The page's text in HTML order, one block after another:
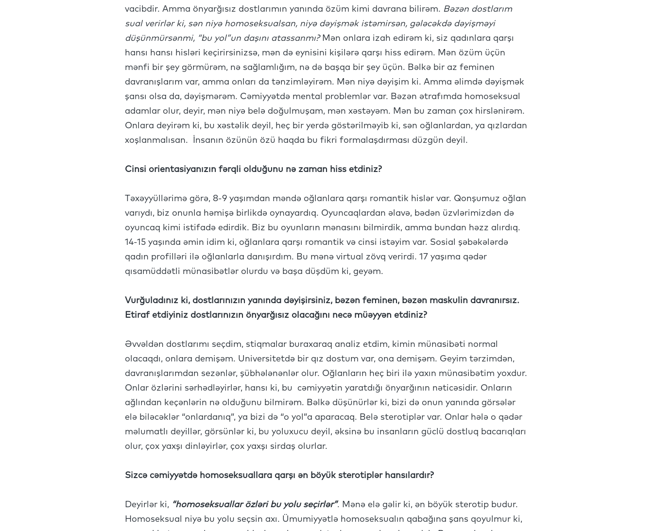
vacibdir. Amma önyarğısız dostlarımın yanında özüm kimi davrana bilirəm. Bəzən dostlarım
sual verirlər ki, sən niyə homoseksualsan, niyə dəyişmək istəmirsən, gələcəkdə dəyişməyi
düşünmürsənmi, “bu yol”un daşını atassanmı? Mən onlara izah edirəm ki, siz qadınlara qarşı
hansı hansı hisləri keçirirsinizsə, mən də eynisini kişilərə qarşı hiss edirəm. Mən özüm üçün
mənfi bir şey görmürəm, nə sağlamlığım, nə də başqa bir şey üçün. Bəlkə bir az feminen
davranışlarım var, amma onları da tənzimləyirəm. Mən niyə dəyişim ki. Amma əlimdə dəyişmək
şansı olsa da, dəyişmərəm. Cəmiyyətdə mental problemlər var. Bəzən ətrafımda homoseksual
adamlar olur, deyir, mən niyə belə doğulmuşam, mən xəstəyəm. Mən bu zaman çox hirslənirəm.
Onlara deyirəm ki, bu xəstəlik deyil, heç bir yerdə göstərilməyib ki, sən oğlanlardan, ya qızlardan
xoşlanmalısan. İnsanın özünün özü haqda bu fikri formalaşdırması düzgün deyil.
Cinsi orientasiyanızın fərqli olduğunu nə zaman hiss etdiniz?
Təxəyyüllərimə görə, 8-9 yaşımdan məndə oğlanlara qarşı romantik hislər var. Qonşumuz oğlan
varıydı, biz onunla həmişə birlikdə oynayardıq. Oyuncaqlardan əlavə, bədən üzvlərimizdən də
oyuncaq kimi istifadə edirdik. Biz bu oyunların mənasını bilmirdik, amma bundan həzz alırdıq.
14-15 yaşında əmin idim ki, oğlanlara qarşı romantik və cinsi istəyim var. Sosial şəbəkələrdə
qadın profilləri ilə oğlanlarla danışırdım. Bu mənə virtual zövq verirdi. 17 yaşıma qədər
qısamüddətli münasibətlər olurdu və başa düşdüm ki, geyəm.
Vurğuladınız ki, dostlarınızın yanında dəyişirsiniz, bəzən feminen, bəzən maskulin davranırsız.
Etiraf etdiyiniz dostlarınızın önyarğısız olacağını necə müəyyən etdiniz?
Əvvəldən dostlarımı seçdim, stiqmalar buraxaraq analiz etdim, kimin münasibəti normal
olacaqdı, onlara demişəm. Universitetdə bir qız dostum var, ona demişəm. Geyim tərzimdən,
davranışlarımdan sezənlər, şübhələnənlər olur. Oğlanların heç biri ilə yaxın münasibətim yoxdur.
Onlar özlərini sərhədləyirlər, hansı ki, bu cəmiyyətin yaratdığı önyarğının nəticəsidir. Onların
ağlından keçənlərin nə olduğunu bilmirəm. Bəlkə düşünürlər ki, bizi də onun yanında görsələr
elə biləcəklər “onlardanıq”, ya bizi də “o yol”a aparacaq. Belə sterotiplər var. Onlar hələ o qədər
məlumatlı deyillər, görsünlər ki, bu yoluxucu deyil, əksinə bu insanların güclü dostluq bacarıqları
olur, çox yaxşı dinləyirlər, çox yaxşı sirdaş olurlar.
Sizcə cəmiyyətdə homoseksuallara qarşı ən böyük sterotiplər hansılardır?
Deyirlər ki, “homoseksuallar özləri bu yolu seçirlər”. Mənə elə gəlir ki, ən böyük sterotip budur.
Homoseksual niyə bu yolu seçsin axı. Ümumiyyətlə homoseksualın qabağına şans qoyulmur ki,